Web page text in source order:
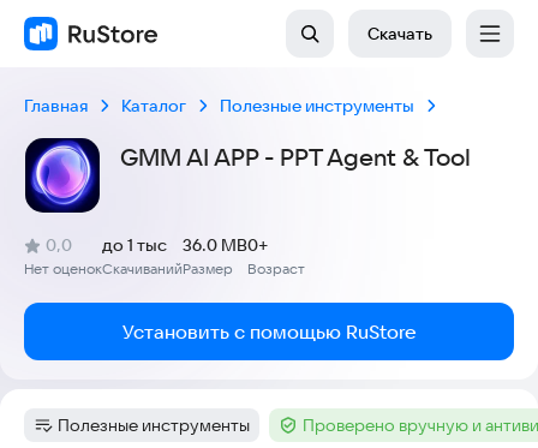
Скачать
Главная Каталог Полезные инструменты
GMM AI APP - PPT Agent & Tool
Рейтинг:
0,0
(
Нет оценок
)
Скачиваний
до 1 тыс
Размер
36.0 MB
Возраст
0+
Установить с помощью RuStore
Категория:
Полезные инструменты Тег :Проверено вручную и